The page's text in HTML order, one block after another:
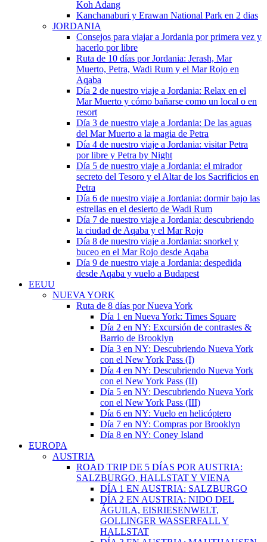
Koh Adang
Kanchanaburi y Erawan National Park en 2 dias
JORDANIA
Consejos para viajar a Jordania por primera vez y
hacerlo por libre
Ruta de 10 días por Jordania: Jerash, Mar
Muerto, Petra, Wadi Rum y el Mar Rojo en
Aqaba
Día 2 de nuestro viaje a Jordania: Relax en el
Mar Muerto y cómo bañarse como un local o en
resort
Día 3 de nuestro viaje a Jordania: De las aguas
del Mar Muerto a la magia de Petra
Día 4 de nuestro viaje a Jordania: visitar Petra
por libre y Petra by Night
Día 5 de nuestro viaje a Jordania: el mirador
secreto del Tesoro y el Altar de los Sacrificios en
Petra
Día 6 de nuestro viaje a Jordania: dormir bajo las
estrellas en el desierto de Wadi Rum
Día 7 de nuestro viaje a Jordania: descubriendo
la ciudad de Aqaba y el Mar Rojo
Día 8 de nuestro viaje a Jordania: snorkel y
buceo en el Mar Rojo desde Aqaba
Día 9 de nuestro viaje a Jordania: despedida
desde Aqaba y vuelo a Budapest
EEUU
NUEVA YORK
Ruta de 8 días por Nueva York
Día 1 en Nueva York: Times Square
Día 2 en NY: Excursión de contrastes &
Barrio de Brooklyn
Día 3 en NY: Descubriendo Nueva York
con el New York Pass (I)
Día 4 en NY: Descubriendo Nueva York
con el New York Pass (II)
Día 5 en NY: Descubriendo Nueva York
con el New York Pass (III)
Día 6 en NY: Vuelo en helicóptero
Día 7 en NY: Compras por Brooklyn
Día 8 en NY: Coney Island
EUROPA
AUSTRIA
ROAD TRIP DE 5 DÍAS POR AUSTRIA:
SALZBURGO, HALLSTAT Y VIENA
DÍA 1 EN AUSTRIA: SALZBURGO
DÍA 2 EN AUSTRIA: NIDO DEL
ÁGUILA, EISRIESENWELT,
GOLLINGER WASSERFALL Y
HALLSTAT